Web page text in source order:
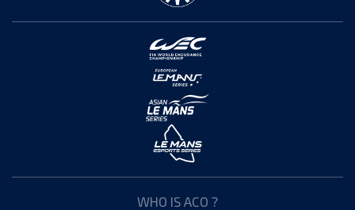
WHO IS ACO ?